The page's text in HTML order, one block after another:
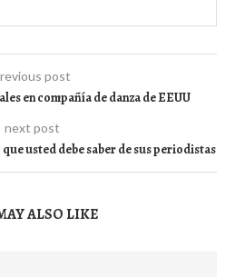
post
en compañía de danza de EEUU
next post
usted debe saber de sus periodistas
ALSO LIKE